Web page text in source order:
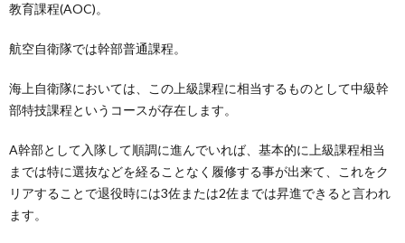
教育課程(AOC)。
航空自衛隊では幹部普通課程。
海上自衛隊においては、この上級課程に相当するものとして中級幹
部特技課程というコースが存在します。
A幹部として入隊して順調に進んでいれば、基本的に上級課程相当
までは特に選抜などを経ることなく履修する事が出来て、これをク
リアすることで退役時には3佐または2佐までは昇進できると言われ
ます。